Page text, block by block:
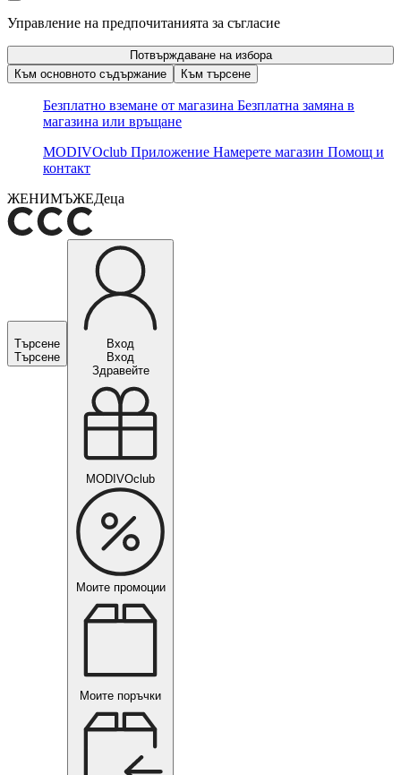
Управление на предпочитанията за съгласие
Потвърждаване на избора
Към основното съдържание
Към търсене
Безплатно вземане от магазина Безплатна замяна в
магазина или връщане
MODIVOclub Приложение Намерете магазин Помощ и
контакт
ЖЕНИМЪЖЕДеца
Търсене
Търсене
Вход
Вход
Здравейте
MODIVOclub
Моите промоции
Моите поръчки